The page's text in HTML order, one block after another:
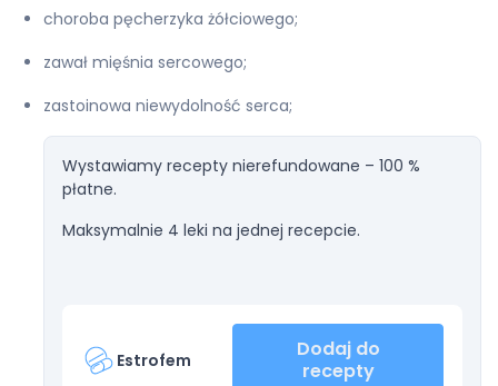
choroba pęcherzyka żółciowego;
zawał mięśnia sercowego;
zastoinowa niewydolność serca;
Wystawiamy recepty nierefundowane – 100 %
płatne.
Maksymalnie 4 leki na jednej recepcie.
Estrofem
Dodaj do
recepty